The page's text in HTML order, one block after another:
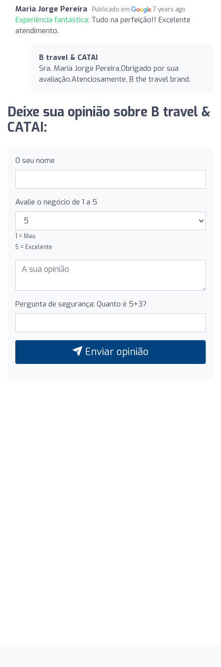
Maria Jorge Pereira Publicado em 7 years ago
Experiência fantástica: Tudo na perfeição!! Excelente
atendimento.
B travel & CATAI
Sra. Maria Jorge Pereira,Obrigado por sua
avaliação.Atenciosamente, B the travel brand.
Deixe sua opinião sobre B travel &
CATAI:
O seu nome
Avalie o negócio de 1 a 5
1 = Mau
5 = Excelente
Pergunta de segurança: Quanto é 5+3?
Enviar opinião